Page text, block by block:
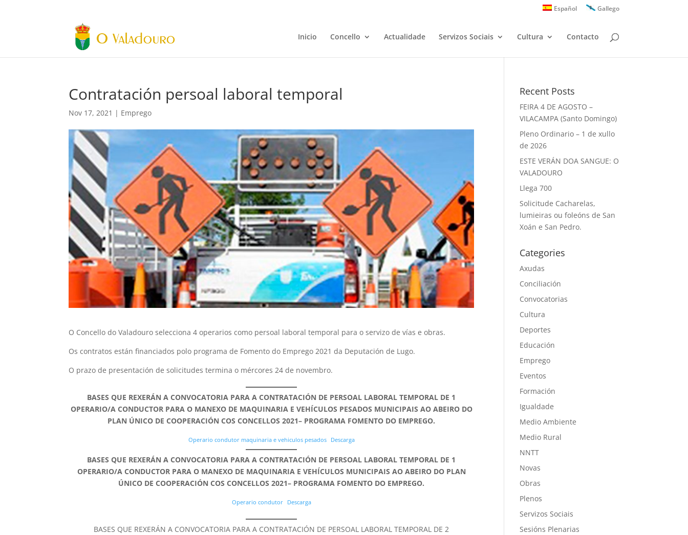
Español Gallego
Inicio Concello Actualidade Servizos Sociais Cultura Contacto
Contratación persoal laboral temporal
Nov 17, 2021 | Emprego
O Concello do Valadouro selecciona 4 operarios como persoal laboral temporal para o servizo de vías e obras.
Os contratos están financiados polo programa de Fomento do Emprego 2021 da Deputación de Lugo.
O prazo de presentación de solicitudes termina o mércores 24 de novembro.
BASES QUE REXERÁN A CONVOCATORIA PARA A CONTRATACIÓN DE PERSOAL LABORAL TEMPORAL DE 1
OPERARIO/A CONDUCTOR PARA O MANEXO DE MAQUINARIA E VEHÍCULOS PESADOS MUNICIPAIS AO ABEIRO DO
PLAN ÚNICO DE COOPERACIÓN COS CONCELLOS 2021– PROGRAMA FOMENTO DO EMPREGO.
Operario condutor maquinaria e vehiculos pesados Descarga
BASES QUE REXERÁN A CONVOCATORIA PARA A CONTRATACIÓN DE PERSOAL LABORAL TEMPORAL DE 1
OPERARIO/A CONDUCTOR PARA O MANEXO DE MAQUINARIA E VEHÍCULOS MUNICIPAIS AO ABEIRO DO PLAN
ÚNICO DE COOPERACIÓN COS CONCELLOS 2021– PROGRAMA FOMENTO DO EMPREGO.
Operario condutor Descarga
BASES QUE REXERÁN A CONVOCATORIA PARA A CONTRATACIÓN DE PERSOAL LABORAL TEMPORAL DE 2
Recent Posts
FEIRA 4 DE AGOSTO –
VILACAMPA (Santo Domingo)
Pleno Ordinario – 1 de xullo
de 2026
ESTE VERÁN DOA SANGUE: O
VALADOURO
Llega 700
Solicitude Cacharelas,
lumieiras ou foleóns de San
Xoán e San Pedro.
Categories
Axudas
Conciliación
Convocatorias
Cultura
Deportes
Educación
Emprego
Eventos
Formación
Igualdade
Medio Ambiente
Medio Rural
NNTT
Novas
Obras
Plenos
Servizos Sociais
Sesións Plenarias